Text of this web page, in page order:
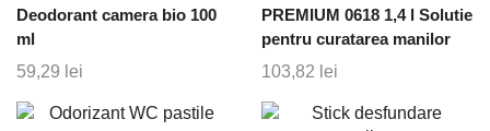
Deodorant camera bio 100
ml
59,29 lei
PREMIUM 0618 1,4 l Solutie
pentru curatarea manilor
103,82 lei